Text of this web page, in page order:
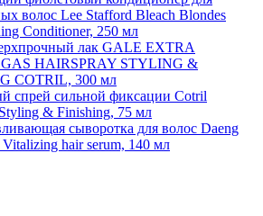
волос Lee Stafford Bleach Blondes
Conditioner, 250 мл
лак GALE EXTRA
HAIRSPRAY STYLING &
COTRIL, 300 мл
спрей сильной фиксации Cotril
& Finishing, 75 мл
сыворотка для волос Daeng
hair serum, 140 мл